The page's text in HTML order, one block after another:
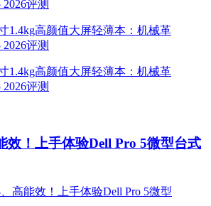
效！上手体验Dell Pro 5微型台式